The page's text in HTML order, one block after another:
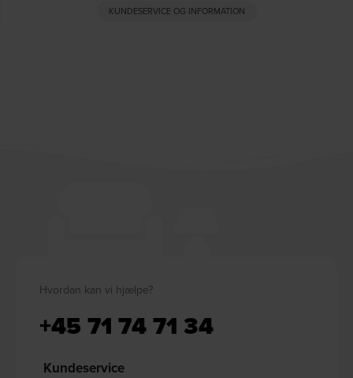
KUNDESERVICE OG INFORMATION
Hvordan kan vi hjælpe?
+45 71 74 71 34
Kundeservice